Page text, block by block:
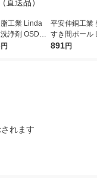
工業 Linda
浄剤 OSDー5
DA14 1個 83
円
平安伸銅工業
すき間ポール
-14 1個
891円
れます